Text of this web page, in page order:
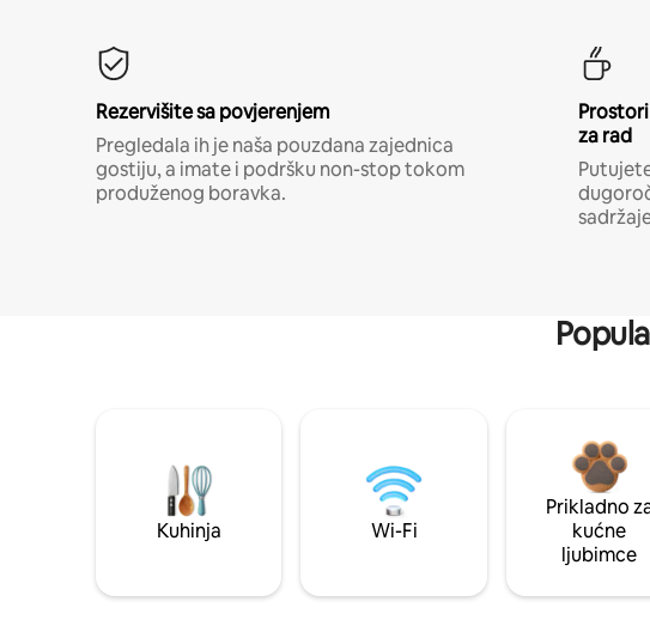
Rezervišite sa povjerenjem
Pregledala ih je naša pouzdana zajednica
gostiju, a imate i podršku non-stop tokom
produženog boravka.
za rad
Kuhinja Wi-Fi
Prikladno
kućne
ljubimce